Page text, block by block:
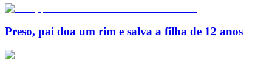
Preso, pai doa um rim e salva a filha de 12 anos